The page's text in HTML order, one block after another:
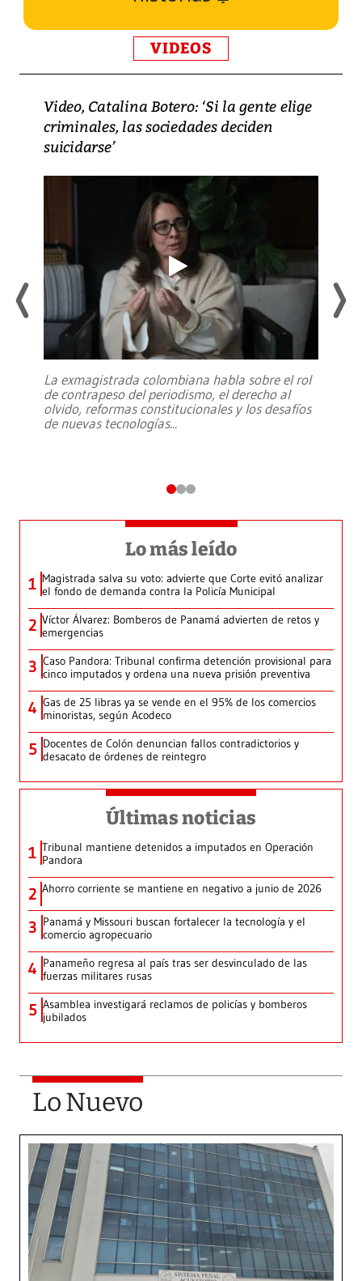
VIDEOS
Video, Catalina Botero: ‘Si la gente elige
criminales, las sociedades deciden
suicidarse’
La exmagistrada colombiana habla sobre el rol
de contrapeso del periodismo, el derecho al
olvido, reformas constitucionales y los desafíos
de nuevas tecnologías...
Lo más leído
1 Magistrada salva su voto: advierte que Corte evitó analizar
el fondo de demanda contra la Policía Municipal
2 Víctor Álvarez: Bomberos de Panamá advierten de retos y
emergencias
3 Caso Pandora: Tribunal confirma detención provisional para
cinco imputados y ordena una nueva prisión preventiva
4 Gas de 25 libras ya se vende en el 95% de los comercios
minoristas, según Acodeco
5 Docentes de Colón denuncian fallos contradictorios y
desacato de órdenes de reintegro
Últimas noticias
1 Tribunal mantiene detenidos a imputados en Operación
Pandora
2 Ahorro corriente se mantiene en negativo a junio de 2026
3 Panamá y Missouri buscan fortalecer la tecnología y el
comercio agropecuario
4 Panameño regresa al país tras ser desvinculado de las
fuerzas militares rusas
5 Asamblea investigará reclamos de policías y bomberos
jubilados
Lo Nuevo